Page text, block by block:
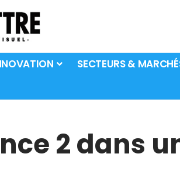
SECTEURS &
2 dans